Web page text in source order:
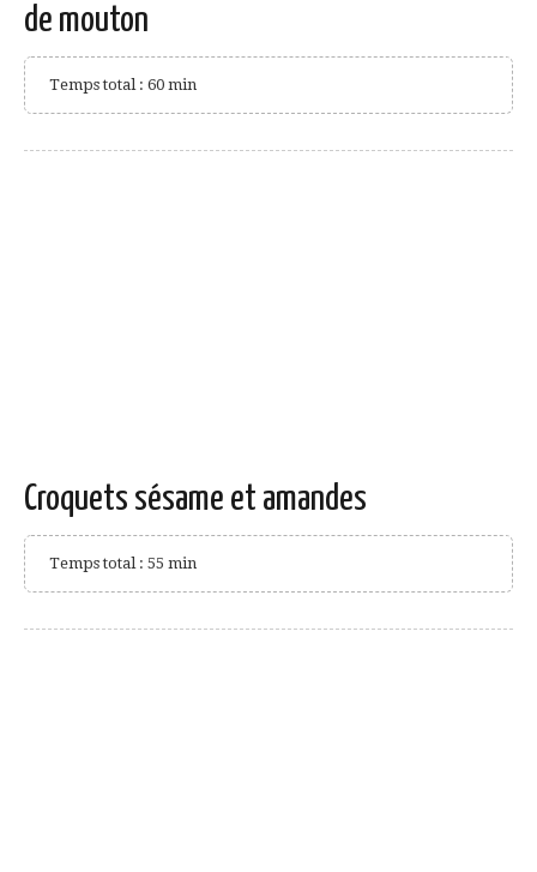
de mouton
Temps total : 60 min
Croquets sésame et amandes
Temps total : 55 min